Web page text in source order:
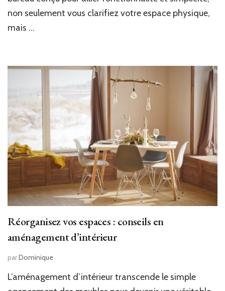
non seulement vous clarifiez votre espace physique,
mais …
Réorganisez vos espaces : conseils en
aménagement d’intérieur
parDominique
L’aménagement d’intérieur transcende le simple